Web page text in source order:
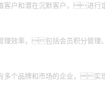
客户和潜在沉默客户，进
理效率，包括会员积分
多个品牌和市场的企业，